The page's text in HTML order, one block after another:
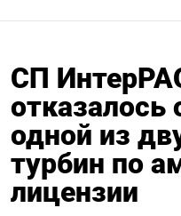
СП
отказалось
одной из
турбин по
лицензии